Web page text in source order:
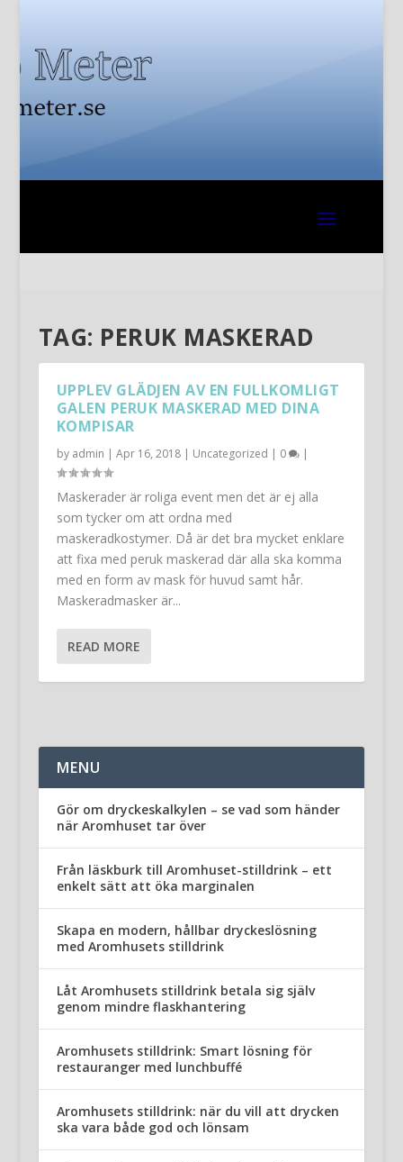
TAG: PERUK MASKERAD
UPPLEV GLÄDJEN AV EN FULLKOMLIGT
GALEN PERUK MASKERAD MED DINA
KOMPISAR
by admin | Apr 16, 2018| Uncategorized | 0 |
Maskerader är roliga event men det är ej alla
som tycker om att ordna med
maskeradkostymer. Då är det bra mycket enklare
att fixa med peruk maskerad där alla ska komma
med en form av mask för huvud samt hår.
Maskeradmasker är...
READ MORE
MENU
Gör om dryckeskalkylen – se vad som händer
när Aromhuset tar över
Från läskburk till Aromhuset-stilldrink – ett
enkelt sätt att öka marginalen
Skapa en modern, hållbar dryckeslösning
med Aromhusets stilldrink
Låt Aromhusets stilldrink betala sig själv
genom mindre flaskhantering
Aromhusets stilldrink: Smart lösning för
restauranger med lunchbuffé
Aromhusets stilldrink: när du vill att drycken
ska vara både god och lönsam